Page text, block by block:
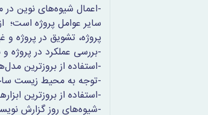
-اعمال شیوه‌های نوین در
سایر عوامل پروژه است؛
پروژه، تشویق در پروژه و
-بررسی عملکرد در پروژه
-استفاده از بروزترین
-توجه به محیط زیست
-استفاده از بروزترین
-شیوه‌های روز گزارش